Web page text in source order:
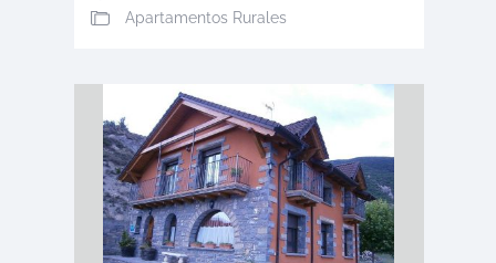
Apartamentos Rurales